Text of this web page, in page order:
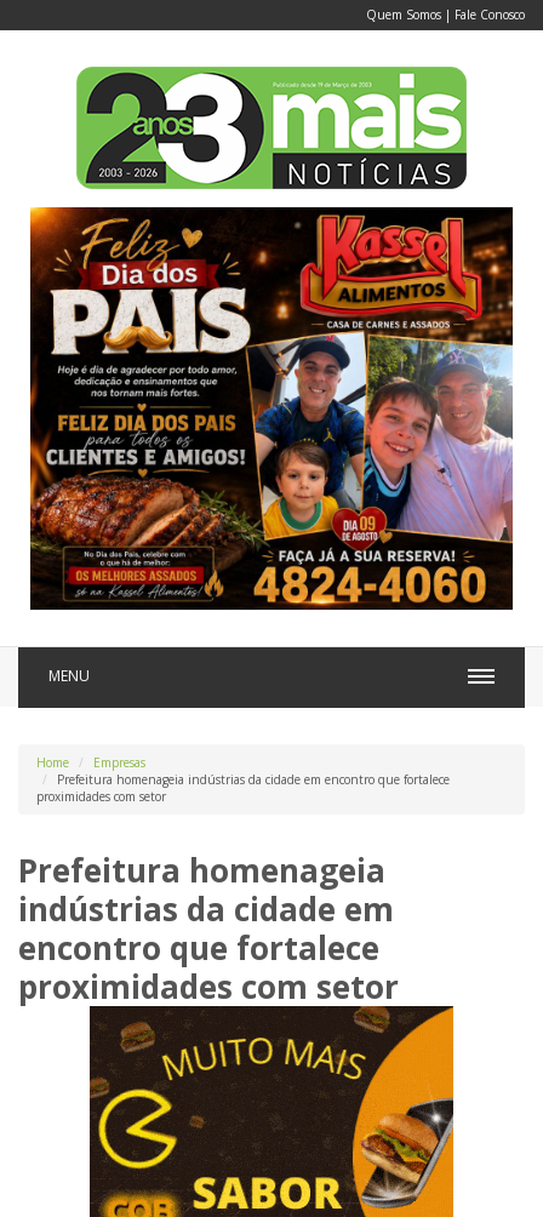
Quem Somos | Fale Conosco
MENU
Home
Empresas
Prefeitura homenageia indústrias da cidade em encontro que fortalece
proximidades com setor
Prefeitura homenageia
indústrias da cidade em
encontro que fortalece
proximidades com setor